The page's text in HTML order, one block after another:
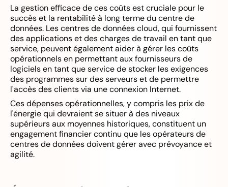
La gestion efficace de ces coûts est cruciale pour le
succès et la rentabilité à long terme du centre de
données. Les centres de données cloud, qui fournissent
des applications et des charges de travail en tant que
service, peuvent également aider à gérer les coûts
opérationnels en permettant aux fournisseurs de
logiciels en tant que service de stocker les exigences
des programmes sur des serveurs et de permettre
l'accès des clients via une connexion Internet.
Ces dépenses opérationnelles, y compris les prix de
l'énergie qui devraient se situer à des niveaux
supérieurs aux moyennes historiques, constituent un
engagement financier continu que les opérateurs de
centres de données doivent gérer avec prévoyance et
agilité.